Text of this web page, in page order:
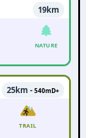
19km
NATURE
25km - 540mD+
TRAIL